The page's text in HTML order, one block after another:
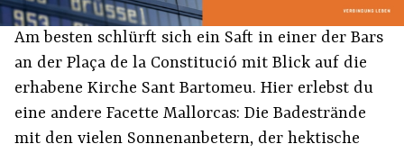
Am besten schlürft sich ein Saft in einer der Bars
an der Plaça de la Constitució mit Blick auf die
erhabene Kirche Sant Bartomeu. Hier erlebst du
eine andere Facette Mallorcas: Die Badestrände
mit den vielen Sonnenanbetern, der hektische